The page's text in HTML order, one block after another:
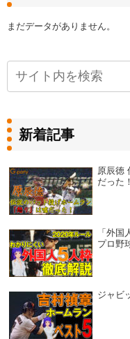
まだデータがありません。
新着記事
原辰徳
だった！
「外
プロ野
ジャビ